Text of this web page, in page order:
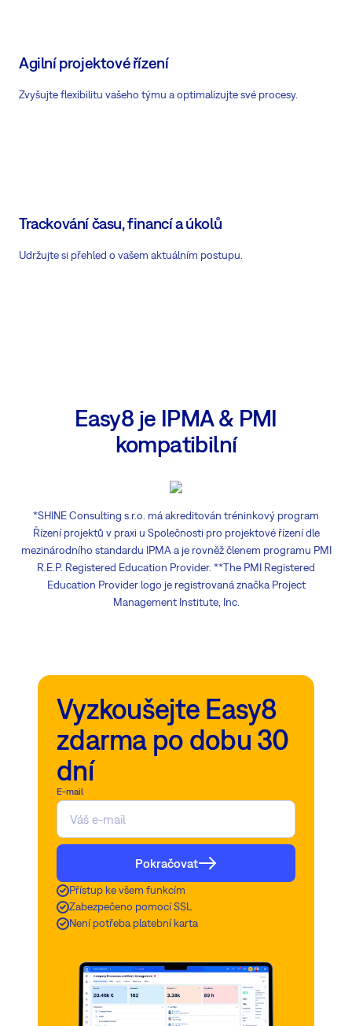
Agilní projektové řízení
Zvyšujte flexibilitu vašeho týmu a optimalizujte své procesy.
Trackování času, financí a úkolů
Udržujte si přehled o vašem aktuálním postupu.
Easy8 je IPMA & PMI
kompatibilní
*SHINE Consulting s.r.o. má akreditován tréninkový program
Řízení projektů v praxi u Společnosti pro projektové řízení dle
mezinárodního standardu IPMA a je rovněž členem programu PMI
R.E.P. Registered Education Provider. **The PMI Registered
Education Provider logo je registrovaná značka Project
Management Institute, Inc.
Vyzkoušejte Easy8
zdarma po dobu 30
dní
E-mail
Pokračovat
Přístup ke všem funkcím
Zabezpečeno pomocí SSL
Není potřeba platební karta